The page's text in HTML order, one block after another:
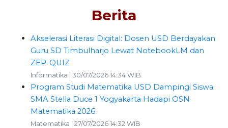
Berita
Akselerasi Literasi Digital: Dosen USD Berdayakan
Guru SD Timbulharjo Lewat NotebookLM dan
ZEP-QUIZ
Informatika | 30/07/2026 14:34 WIB
Program Studi Matematika USD Dampingi Siswa
SMA Stella Duce 1 Yogyakarta Hadapi OSN
Matematika 2026
Matematika | 27/07/2026 14:32 WIB